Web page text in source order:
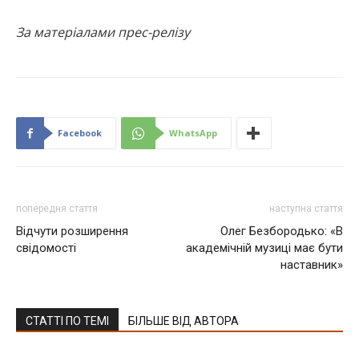
За матеріалами прес-релізу
Facebook WhatsApp
попередня стаття
Відчути розширення
свідомості
наступна стаття
Олег Безбородько: «В
академічній музиці має бути
наставник»
СТАТТІ ПО ТЕМІ БІЛЬШЕ ВІД АВТОРА